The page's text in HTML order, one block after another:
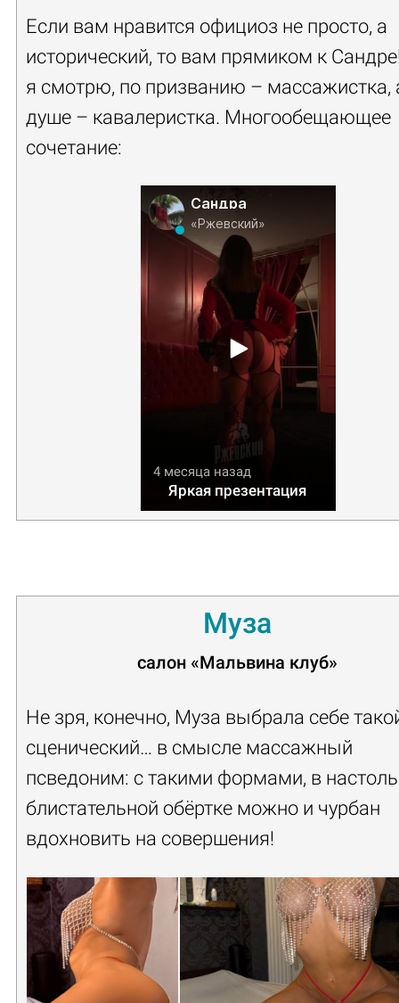
Если вам нравится официоз не просто, а
исторический, то вам прямиком к
я смотрю, по призванию – массажистка,
душе – кавалеристка. Многообещающее
сочетание:
4 месяца назад
Яркая презентация
Сандра
«Ржевский»
Муза
салон «Мальвина клуб»
Не зря, конечно, Муза выбрала себе
сценический… в смысле массажный
псведоним: с такими формами, в
блистательной обёртке можно и чурбан
вдохновить на совершения!